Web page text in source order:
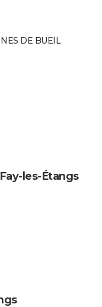
DE BUEIL
les-Étangs